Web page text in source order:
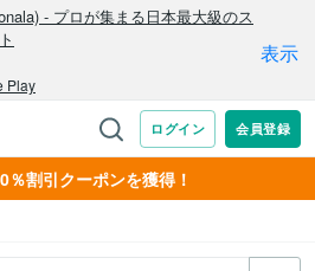
％割引クーポンを獲得！